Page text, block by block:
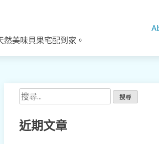
美味貝果宅配到家。
搜
尋
關
鍵
近期文章